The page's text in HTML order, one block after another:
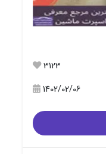
3123
1402/02/06